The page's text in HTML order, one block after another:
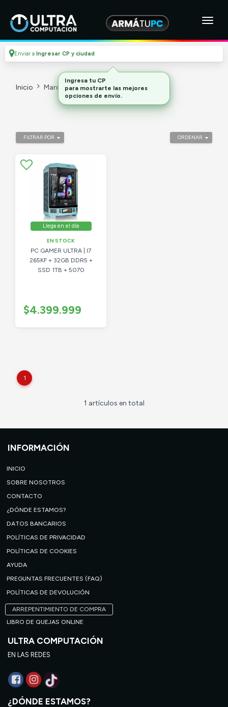
Enviar a Ingresar CP y ciudad
Inicio Marca Intel
ORDENAR
FILTRAR POR
Llega en el día
EN STOCK
PC GAMER ULTRA | I7
265KF + 32GB DDR5 +
SSD 1TB + 5070
$4.399.999
1
1 artículos en total
INFORMACIÓN
INICIO
SOBRE NOSOTROS
CONTACTO
¿DÓNDE ESTAMOS?
DATOS BANCARIOS
POLÍTICAS DE PRIVACIDAD
POLÍTICAS DE COOKIES
AYUDA
PREGUNTAS FRECUENTES (FAQ)
POLÍTICAS DE DEVOLUCIÓN
ARREPENTIMIENTO DE COMPRA
LIBRO DE QUEJAS ONLINE
ULTRA COMPUTACIÓN
EN LAS REDES
¿DÓNDE ESTAMOS?
Ingresa tu CP
para mostrarte las mejores
opciones de envío.